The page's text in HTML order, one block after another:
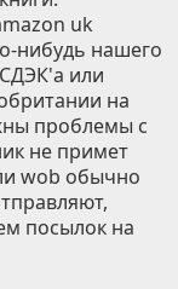
uk
нибудь нашего
или
на
проблемы с
не примет
wob обычно
посылок на